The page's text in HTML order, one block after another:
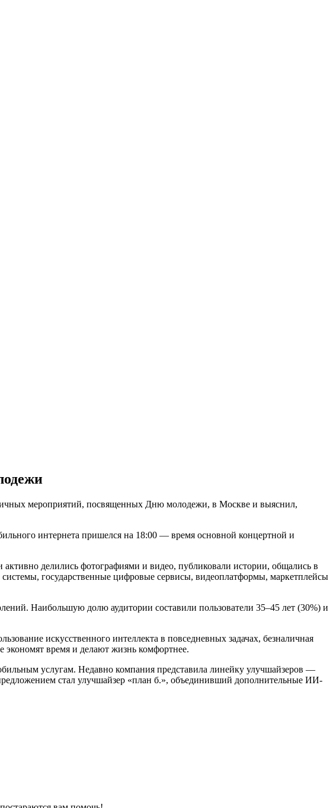
мероприятий, посвященных Дню молодежи, в Москве и выяснил,
интернета пришелся на 18:00 — время основной концертной и
делились фотографиями и видео, публиковали истории, общались в
государственные цифровые сервисы, видеоплатформы, маркетплейсы
Наибольшую долю аудитории составили пользователи 35–45 лет (30%) и
искусственного интеллекта в повседневных задачах, безналичная
экономят время и делают жизнь комфортнее.
услугам. Недавно компания представила линейку улучшайзеров —
стал улучшайзер «план б.», объединивший дополнительные ИИ-